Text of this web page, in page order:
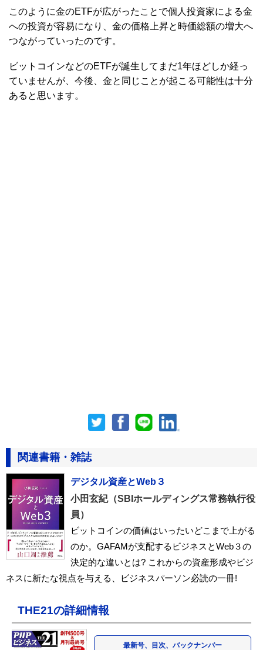
このように金のETFが広がったことで個人投資家による金
への投資が容易になり、金の価格上昇と時価総額の増大へ
つながっていったのです。
ビットコインなどのETFが誕生してまだ1年ほどしか経っ
ていませんが、今後、金と同じことが起こる可能性は十分
あると思います。
関連書籍・雑誌
デジタル資産とWeb３
小田玄紀（SBIホールディングス常務執行役
員）
ビットコインの価値はいったいどこまで上がる
のか。GAFAMが支配するビジネスとWeb３の
決定的な違いとは? これからの資産形成やビジ
ネスに新たな視点を与える、ビジネスパーソン必読の一冊!
THE21の詳細情報
最新号、目次、バックナンバー